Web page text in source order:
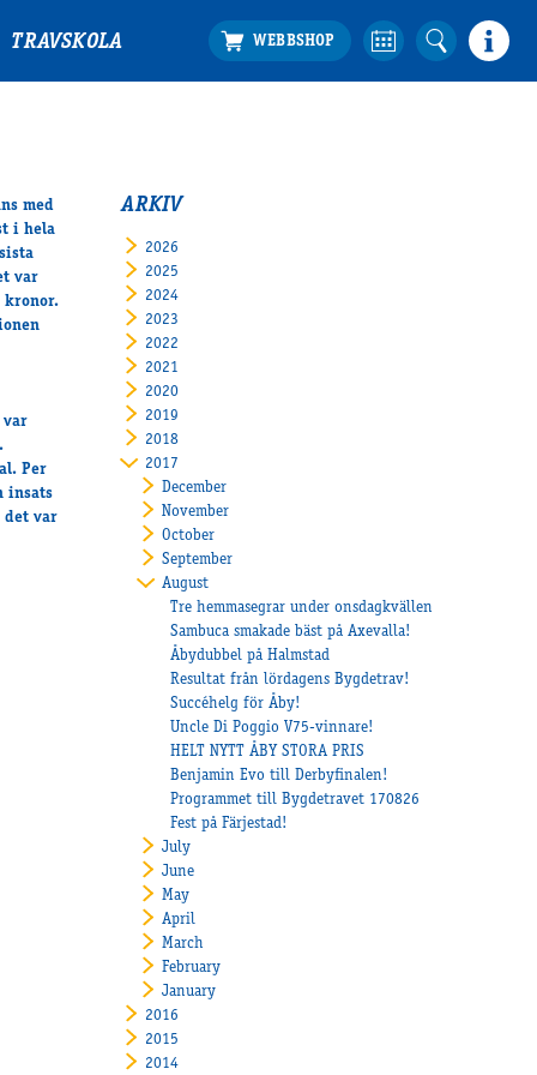
TRAVSKOLA
med
i hela
var
kronor.
var
Per
insats
det var
ARKIV
2026
2025
2024
2023
2022
2021
2020
2019
2018
2017
December
November
October
September
August
Tre hemmasegrar under onsdagkvällen
Sambuca smakade bäst på Axevalla!
Åbydubbel på Halmstad
Resultat från lördagens Bygdetrav!
Succéhelg för Åby!
Uncle Di Poggio V75-vinnare!
HELT NYTT ÅBY STORA PRIS
Benjamin Evo till Derbyfinalen!
Programmet till Bygdetravet 170826
Fest på Färjestad!
July
June
May
April
March
February
January
2016
2015
2014